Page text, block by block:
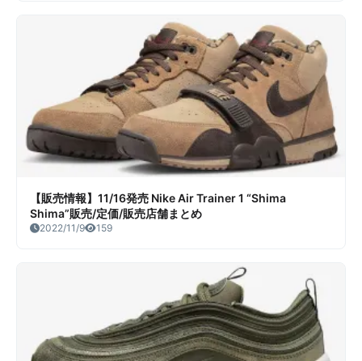
【販売情報】11/16発売 Nike Air Trainer 1 “Shima
Shima”販売/定価/販売店舗まとめ
2022/11/9 159